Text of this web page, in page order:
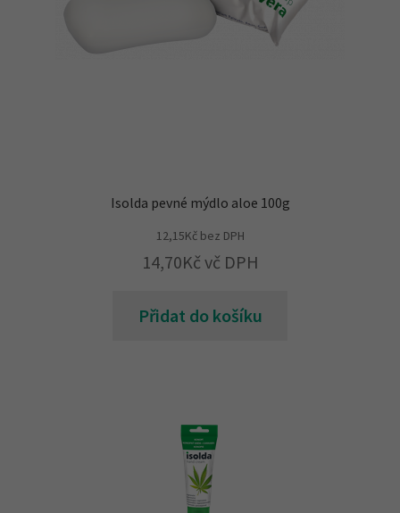
Isolda pevné mýdlo aloe 100g
12,15Kčbez DPH
14,70Kč vč DPH
Přidat do košíku